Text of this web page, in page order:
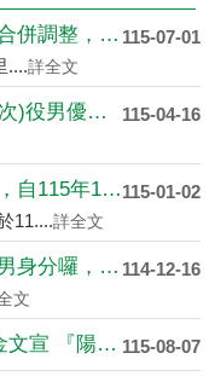
115-07-01
鳳山區縣口里與成功里里行政區域合併調整，自115年7月1日起....
....詳全文
115-04-16
115年常備兵役軍事訓練(83至93年次)役男優先入營、延....
115-01-02
「替代役備役召集預告查詢系統」，自115年1月1日上線啟用
11....詳全文
114-12-16
96年次男子 自115年1月1日起具役男身分囉，出國前應先申....
文
115-08-07
監察院115年營利事業捐贈政治獻金文宣 『陽光下的約定：政治....